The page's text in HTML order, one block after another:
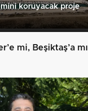
koruyacak proje
mi, Beşiktaş’a mı